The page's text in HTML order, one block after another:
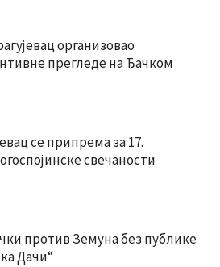
организовао
прегледе на Ђачком
се припрема за 17.
свечаности
против Земуна без публике
Дачи“